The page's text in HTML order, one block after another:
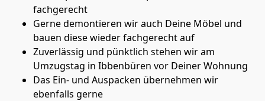
fachgerecht
Gerne demontieren wir auch Deine Möbel und
bauen diese wieder fachgerecht auf
Zuverlässig und pünktlich stehen wir am
Umzugstag in Ibbenbüren vor Deiner Wohnung
Das Ein- und Auspacken übernehmen wir
ebenfalls gerne